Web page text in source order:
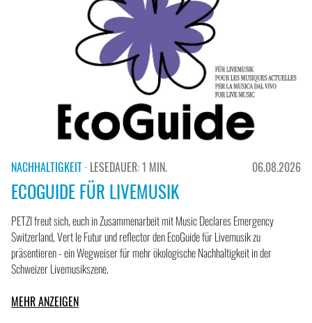
NACHHALTIGKEIT· LESEDAUER: 1 MIN. 06.08.2026
ECOGUIDE FÜR LIVEMUSIK
PETZI freut sich, euch in Zusammenarbeit mit Music Declares Emergency
Switzerland, Vert le Futur und reflector den EcoGuide für Livemusik zu
präsentieren - ein Wegweiser für mehr ökologische Nachhaltigkeit in der
Schweizer Livemusikszene.
MEHR ANZEIGEN